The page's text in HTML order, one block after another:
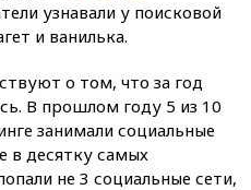
узнавали у поисковой
и ванилька.
о том, что за год
В прошлом году 5 из 10
занимали социальные
в десятку самых
не 3 социальные сети,